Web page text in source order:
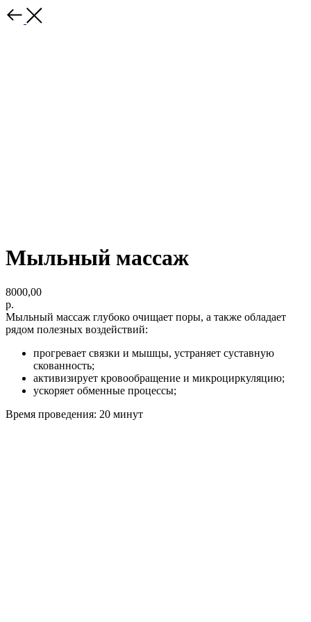
Мыльный массаж
8000,00
р.
Мыльный массаж глубоко очищает поры, а также обладает
рядом полезных воздействий:
прогревает связки и мышцы, устраняет суставную
скованность;
активизирует кровообращение и микроциркуляцию;
ускоряет обменные процессы;
Время проведения: 20 минут